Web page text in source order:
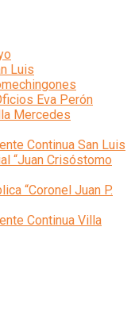
Luis
Eva Perón
Mercedes
Continua San Luis
“Juan Crisóstomo
“Coronel Juan P.
Continua Villa